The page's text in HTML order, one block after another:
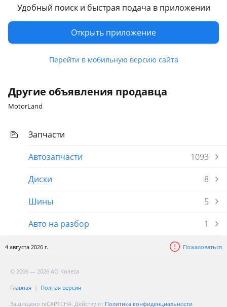
Удобный поиск и быстрая подача в приложении
Открыть приложение
Перейти в мобильную версию сайта
Продаем привозные двигателя с Японии, Австралии. С
минимальными пробегами. В наличии большой выбор
агрегатов. Мы находимся г. Караганда ул. Бадина 174/2.
Все вопросы по телефонам
Другие объявления продавца
MotorLand
Запчасти
Автозапчасти
1093
Диски
8
Шины
5
Авто на разбор
1
4 августа 2026 г. Пожаловаться
© 2006 — 2026 АО Колеса
Главная Полная версия
Защищено reCAPTCHA. Действуют Политика конфиденциальности